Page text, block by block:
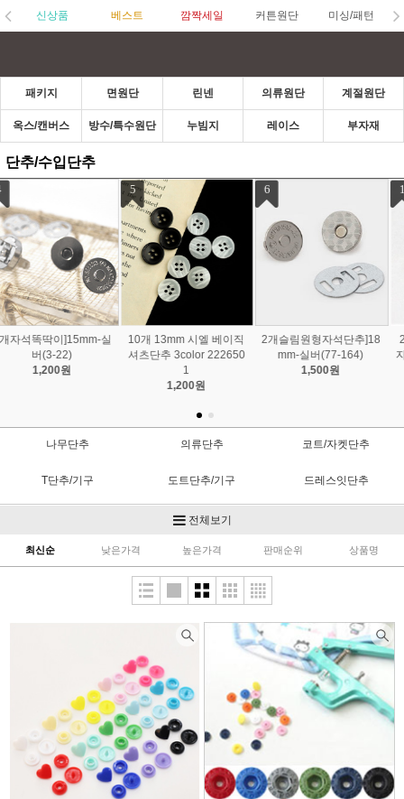
신상품 베스트 깜짝세일 커튼원단 미싱/패턴
패키지 면원단 린넨 의류원단 계절원단
옥스/캔버스 방수/특수원단 누빔지 레이스 부자재
단추/수입단추
2개 14mm / 18mm 좋은
자석단추 발자석 4color 2
226063
2
10세트]11.5mm일제T단
추썬그립티단추-13color
(04-6010)
2,400원
10개 12mm 플라스틱 하
트 티단추 13color Z2084
2,100원
나무단추 의류단추 코트/자켓단추
T단추/기구 도트단추/기구 드레스잇단추
싸개단추
전체보기
최신순 낮은가격 높은가격 판매순위 상품명